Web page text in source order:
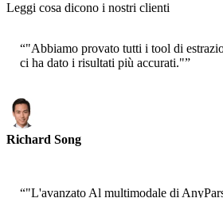
Leggi cosa dicono i nostri clienti
“"Abbiamo provato tutti i tool di
ci ha dato i risultati più accurati."”
Richard Song
“"L'avanzato Al multimodale di